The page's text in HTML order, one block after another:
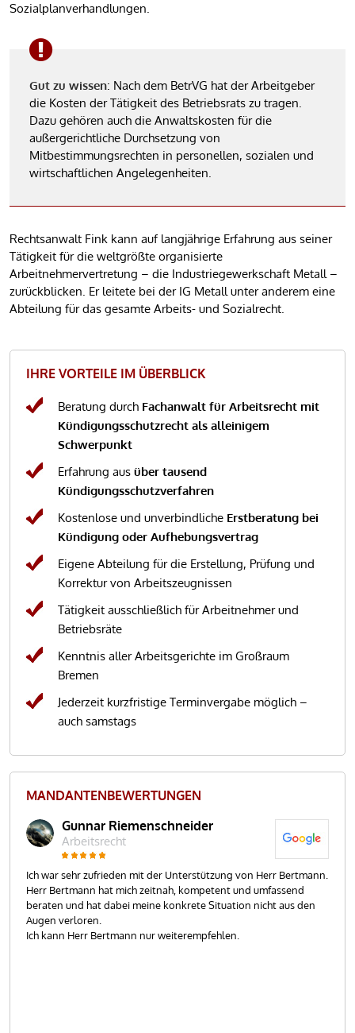
Sozialplanverhandlungen.
Gut zu wissen: Nach dem BetrVG hat der Arbeitgeber
die Kosten der Tätigkeit des Betriebsrats zu tragen.
Dazu gehören auch die Anwaltskosten für die
außergerichtliche Durchsetzung von
Mitbestimmungsrechten in personellen, sozialen und
wirtschaftlichen Angelegenheiten.
Rechtsanwalt Fink kann auf langjährige Erfahrung aus seiner
Tätigkeit für die weltgrößte organisierte
Arbeitnehmervertretung – die Industriegewerkschaft Metall –
zurückblicken. Er leitete bei der IG Metall unter anderem eine
Abteilung für das gesamte Arbeits- und Sozialrecht.
IHRE VORTEILE IM ÜBERBLICK
Beratung durch Fachanwalt für Arbeitsrecht mit
Kündigungsschutzrecht als alleinigem
Schwerpunkt
Erfahrung aus über tausend
Kündigungsschutzverfahren
Kostenlose und unverbindliche Erstberatung bei
Kündigung oder Aufhebungsvertrag
Eigene Abteilung für die Erstellung, Prüfung und
Korrektur von Arbeitszeugnissen
Tätigkeit ausschließlich für Arbeitnehmer und
Betriebsräte
Kenntnis aller Arbeitsgerichte im Großraum
Bremen
Jederzeit kurzfristige Terminvergabe möglich –
auch samstags
MANDANTEN­BEWER­TUNGEN
Gunnar Riemenschneider
Arbeitsrecht
Ich war sehr zufrieden mit der Unterstützung von Herr Bertmann.
Herr Bertmann hat mich zeitnah, kompetent und umfassend
beraten und hat dabei meine konkrete Situation nicht aus den
Augen verloren.
Ich kann Herr Bertmann nur weiterempfehlen.